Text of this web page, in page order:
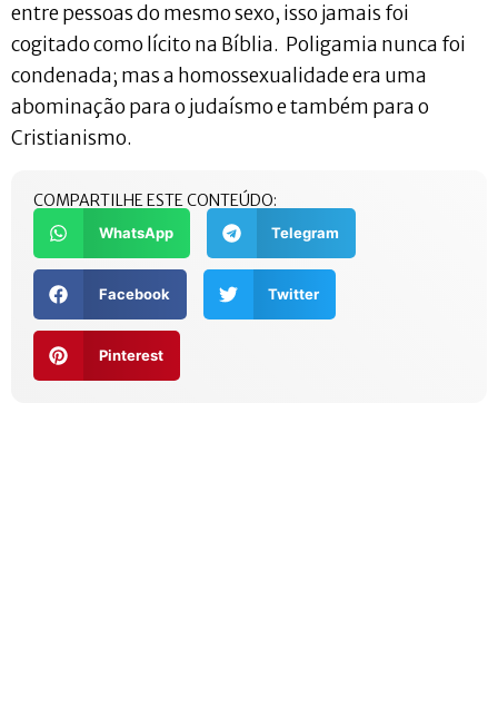
entre pessoas do mesmo sexo, isso jamais foi
cogitado como lícito na Bíblia. Poligamia nunca foi
condenada; mas a homossexualidade era uma
abominação para o judaísmo e também para o
Cristianismo.
COMPARTILHE ESTE CONTEÚDO:
WhatsApp Telegram
Facebook Twitter
Pinterest